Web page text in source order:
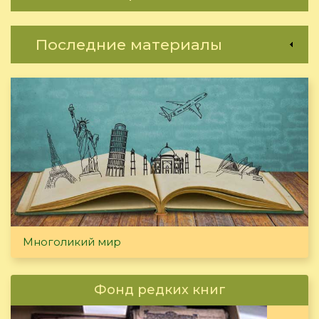
Последние материалы
Многоликий мир
Фонд редких книг